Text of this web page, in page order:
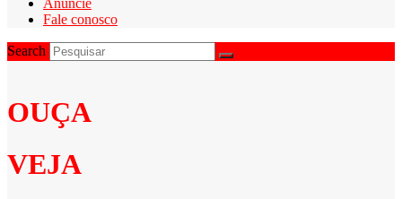
Fale conosco
Search
OUÇA
VEJA